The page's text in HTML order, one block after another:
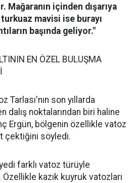
Mağaranın içinden dışarıya
turkuaz mavisi ise burayı
başında geliyor."
EN ÖZEL BULUŞMA
Tarlası'nın son yıllarda
dalış noktalarından biri haline
Ergün, bölgenin özellikle vatoz
çektiğini söyledi.
farklı vatoz türüyle
kazık kuyruk vatozları